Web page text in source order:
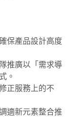
保產品設計高度
推廣以「需求導
。
正服務上的不
適新元素整合推